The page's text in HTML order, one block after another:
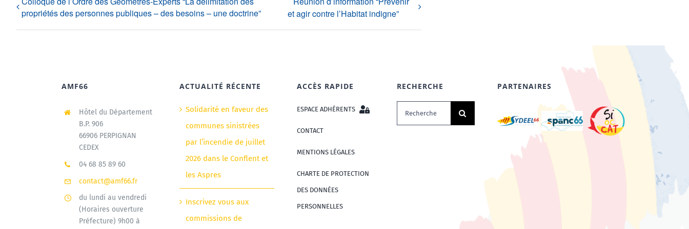
propriétés des personnes publiques – des besoins – une doctrine”
et agir contre l’Habitat indigne”
AMF66
Hôtel du Département
B.P. 906
66906 PERPIGNAN
CEDEX
04 68 85 89 60
contact@amf66.fr
du lundi au vendredi
(Horaires ouverture
Préfecture) 9h00 à
ACTUALITÉ RÉCENTE
Solidarité en faveur des
communes sinistrées
par l’incendie de juillet
2026 dans le Conflent et
les Aspres
Inscrivez vous aux
commissions de
ACCÈS RAPIDE
ESPACE ADHÉRENTS
CONTACT
MENTIONS LÉGALES
CHARTE DE PROTECTION
DES DONNÉES
PERSONNELLES
RECHERCHE
Rechercher:
PARTENAIRES